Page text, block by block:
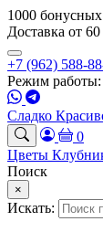
1000 бонусных
Доставка от
+7 (962) 588-
Режим работы:
Сладко
0
Цветы
Поиск
×
Искать: